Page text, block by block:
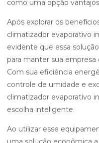
como uma opção
Após explorar os
climatizador evaporativo
evidente que essa
para manter sua
Com sua eficiência
controle de umidade e
climatizador evaporativo
escolha inteligente.
Ao utilizar esse